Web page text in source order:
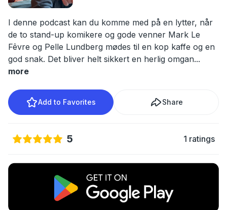
I denne podcast kan du komme med på en lytter, når
de to stand-up komikere og gode venner Mark Le
Fêvre og Pelle Lundberg mødes til en kop kaffe og en
god snak. Det bliver helt sikkert en herlig omgan...
more
Add to Favorites Share
5 1 ratings